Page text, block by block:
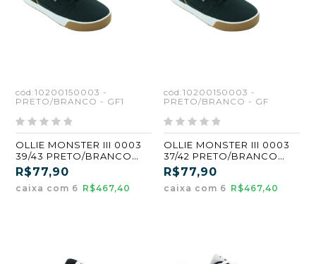
cód:10200150003 -
PRETO/BRANCO - GF1
OLLIE MONSTER III 0003
39/43 PRETO/BRANCO
(GF1) (CX6)
R$77,90
caixa com 6 R$467,40
cód:10200150003 -
PRETO/BRANCO - GF
OLLIE MONSTER III 0003
37/42 PRETO/BRANCO
(GF) (CX6)
R$77,90
caixa com 6 R$467,40